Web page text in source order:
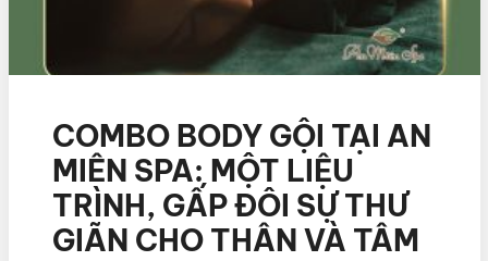
COMBO BODY GỘI TẠI AN
MIÊN SPA: MỘT LIỆU
TRÌNH, GẤP ĐÔI SỰ THƯ
GIÃN CHO THÂN VÀ TÂM